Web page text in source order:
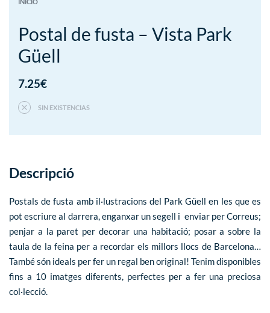
Postal de fusta – Vista Park
Güell
7.25€
SIN EXISTENCIAS
Descripció
Postals de fusta amb il·lustracions del Park Güell en les que es
pot escriure al darrera, enganxar un segell i enviar per Correus;
penjar a la paret per decorar una habitació; posar a sobre la
taula de la feina per a recordar els millors llocs de Barcelona…
També són ideals per fer un regal ben original! Tenim disponibles
fins a 10 imatges diferents, perfectes per a fer una preciosa
col·lecció.